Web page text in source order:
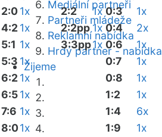
Mediální partneři
Partneři mládeže
Reklamní nabídka
Hrdý partner - nabídka
Žijeme
2:01x
4:21x
5:1 1x
5:3 1x
6:21x
6:51x
7:6 1x
8:01x
2:2
1x
2:2pp 1x
3:3pp1x
0:3
1x
0:4
2x
0:6
1x
0:7
1x
0:8
1x
1:2
1x
1:4
6x
1:9
1x